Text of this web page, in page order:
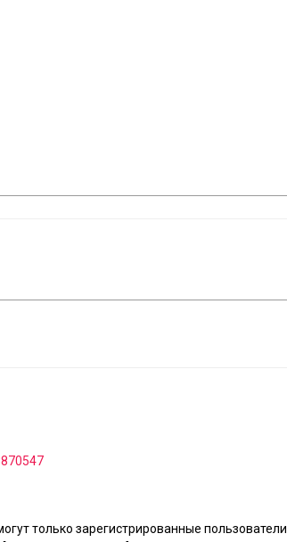
только зарегистрированные пользователи.